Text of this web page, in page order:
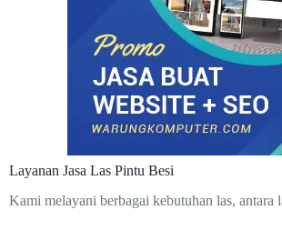
Layanan Jasa Las Pintu Besi
Kami melayani berbagai kebutuhan las, antara